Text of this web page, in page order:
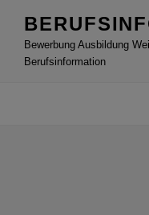
Inhalt
springenBewerbung Ausbildung
Berufsinformation